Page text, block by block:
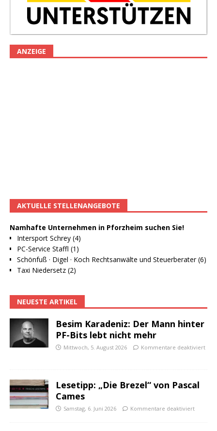
ANZEIGE
AKTUELLE STELLENANGEBOTE
Namhafte Unternehmen in Pforzheim suchen Sie!
Intersport Schrey (4)
PC-Service Staffl (1)
Schönfuß · Digel · Koch Rechtsanwälte und Steuerberater (6)
Taxi Niedersetz (2)
NEUESTE ARTIKEL
Besim Karadeniz: Der Mann hinter
PF-Bits lebt nicht mehr
Mittwoch, 5. August 2026 Kommentare deaktiviert
Lesetipp: „Die Brezel“ von Pascal
Cames
Samstag, 6. Juni 2026 Kommentare deaktiviert